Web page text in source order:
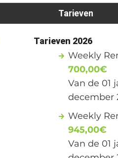
Tarieven
Tarieven 2026
Weekly
700,00€
Van de 01
december
Weekly
945,00€
Van de 01